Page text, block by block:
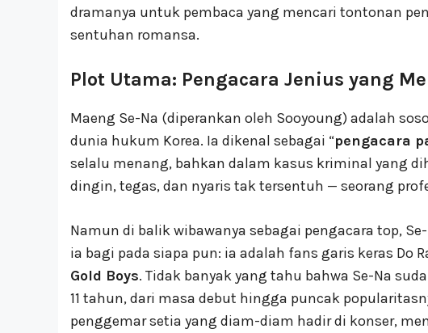
dramanya untuk pembaca yang mencari tontonan
sentuhan romansa.
Plot Utama: Pengacara Jenius yang
Maeng Se-Na (diperankan oleh Sooyoung) adalah
dunia hukum Korea. Ia dikenal sebagai “pengacara
selalu menang, bahkan dalam kasus kriminal yang
dingin, tegas, dan nyaris tak tersentuh — seorang
Namun di balik wibawanya sebagai pengacara top,
ia bagi pada siapa pun: ia adalah fans garis keras Do
Gold Boys. Tidak banyak yang tahu bahwa Se-Na
11 tahun, dari masa debut hingga puncak
penggemar setia yang diam-diam hadir di konser,